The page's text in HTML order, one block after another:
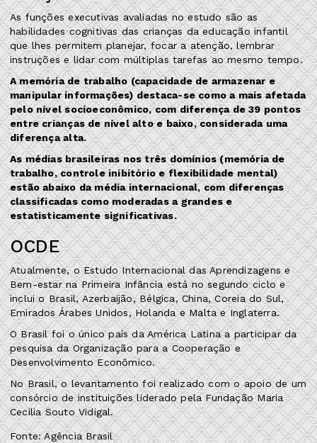
As funções executivas avaliadas no estudo são as
habilidades cognitivas das crianças da educação infantil
que lhes permitem planejar, focar a atenção, lembrar
instruções e lidar com múltiplas tarefas ao mesmo tempo.
A memória de trabalho (capacidade de armazenar e
manipular informações) destaca-se como a mais afetada
pelo nível socioeconômico, com diferença de 39 pontos
entre crianças de nível alto e baixo, considerada uma
diferença alta.
As médias brasileiras nos três domínios (memória de
trabalho, controle inibitório e flexibilidade mental)
estão abaixo da média internacional, com diferenças
classificadas como moderadas a grandes e
estatisticamente significativas.
OCDE
Atualmente, o Estudo Internacional das Aprendizagens e
Bem-estar na Primeira Infância está no segundo ciclo e
inclui o Brasil, Azerbaijão, Bélgica, China, Coreia do Sul,
Emirados Árabes Unidos, Holanda e Malta e Inglaterra.
O Brasil foi o único país da América Latina a participar da
pesquisa da Organização para a Cooperação e
Desenvolvimento Econômico.
No Brasil, o levantamento foi realizado com o apoio de um
consórcio de instituições liderado pela Fundação Maria
Cecilia Souto Vidigal.
Fonte: Agência Brasil